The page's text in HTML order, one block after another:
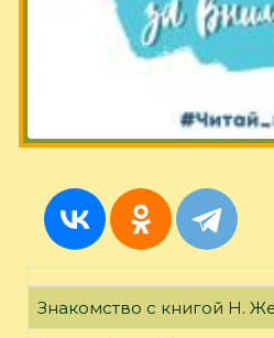
Знакомство с книгой Н.